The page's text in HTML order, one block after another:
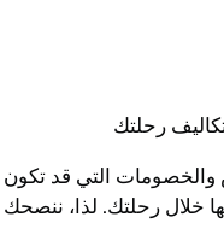
رحلتك
والخصومات التي قد
خلال رحلتك. لذا،